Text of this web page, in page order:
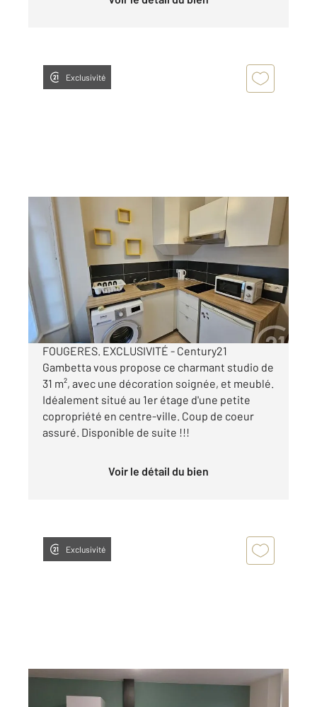
Exclusivité
FOUGERES 35
31,40 m
2 , 1 pièce
Ref : 6738
Appartement T1 à louer
450 €
par mois charges comprises
FOUGERES. EXCLUSIVITÉ - Century21
Gambetta vous propose ce charmant studio de
31 m², avec une décoration soignée, et meublé.
Idéalement situé au 1er étage d'une petite
copropriété en centre-ville. Coup de coeur
assuré. Disponible de suite !!!
Voir le détail du bien
Exclusivité
2 , 2 pièces